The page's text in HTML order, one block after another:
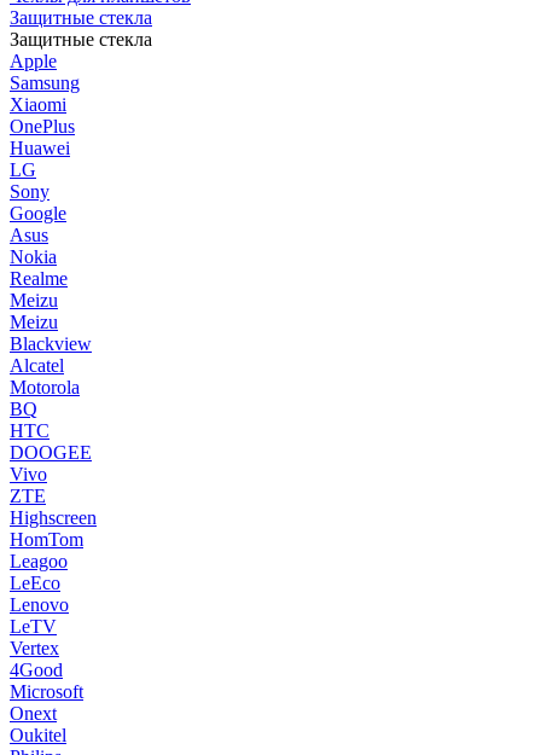
Защитные стекла
Защитные стекла
Apple
Samsung
Xiaomi
OnePlus
Huawei
LG
Sony
Google
Asus
Nokia
Realme
Meizu
Meizu
Blackview
Alcatel
Motorola
BQ
HTC
DOOGEE
Vivo
ZTE
Highscreen
HomTom
Leagoo
LeEco
Lenovo
LeTV
Vertex
4Good
Microsoft
Onext
Oukitel